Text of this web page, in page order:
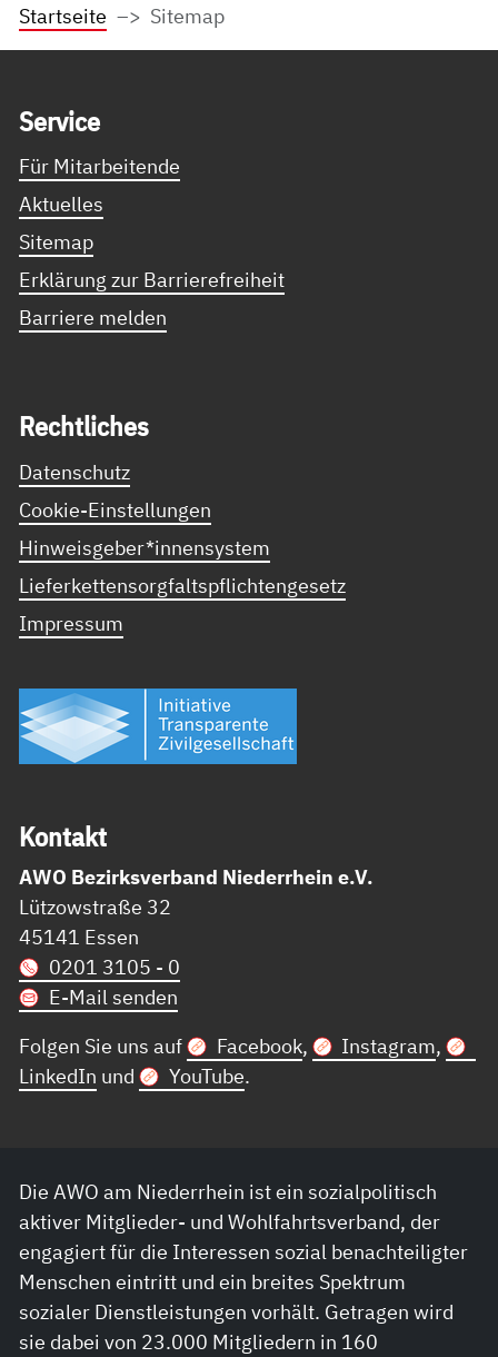
Startseite
Sitemap
Ser­vice
Für Mitarbeitende
Aktuelles
Sitemap
Erklärung zur Barrierefreiheit
Barriere melden
Recht­li­ches
Datenschutz
Cookie-Einstellungen
Hinweisgeber*innensystem
Lieferkettensorgfaltspflichtengesetz
Impressum
Kon­takt
AWO Bezirksverband Niederrhein e.V.
Lützowstraße 32
45141 Essen
0201 3105 - 0
E-Mail senden
Folgen Sie uns auf
Facebook, Instagram,
LinkedIn und YouTube.
Die AWO am Niederrhein ist ein sozialpolitisch
aktiver Mitglieder- und Wohlfahrtsverband, der
engagiert für die Interessen sozial benachteiligter
Menschen eintritt und ein breites Spektrum
sozialer Dienstleistungen vorhält. Getragen wird
sie dabei von 23.000 Mitgliedern in 160